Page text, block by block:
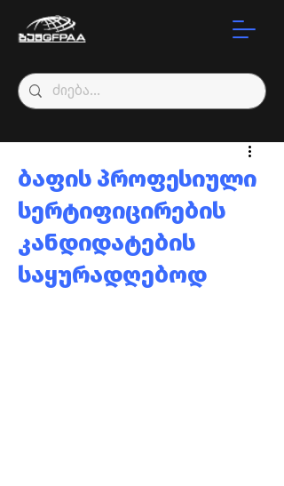
ბაფის პროფესიული
სერტიფიცირების
კანდიდატების
საყურადღებოდ